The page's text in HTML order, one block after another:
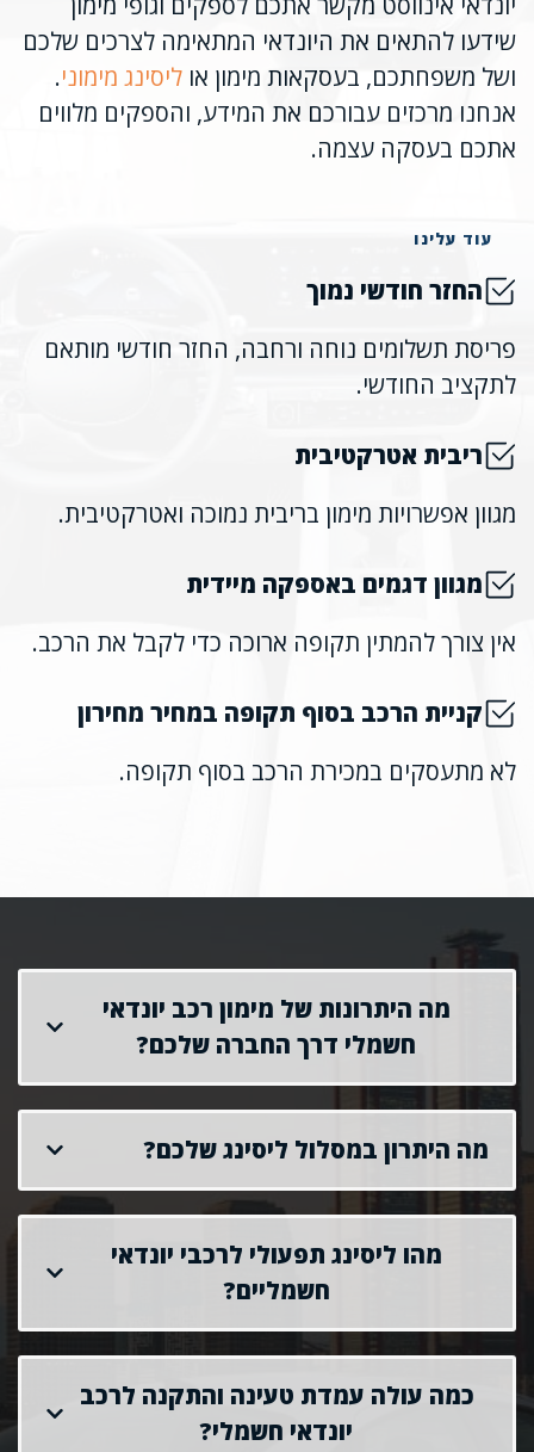
שידעו להתאים את היונדאי המתאימה לצרכים שלכם
ושל משפחתכם, בעסקאות מימון או ליסינג מימוני.
אנחנו מרכזים עבורכם את המידע, והספקים מלווים
אתכם בעסקה עצמה.
עוד עלינו
החזר חודשי נמוך
פריסת תשלומים נוחה ורחבה, החזר חודשי מותאם
לתקציב החודשי.
ריבית אטרקטיבית
מגוון אפשרויות מימון בריבית נמוכה ואטרקטיבית.
מגוון דגמים באספקה מיידית
אין צורך להמתין תקופה ארוכה כדי לקבל את הרכב.
קניית הרכב בסוף תקופה במחיר מחירון
לא מתעסקים במכירת הרכב בסוף תקופה.
מה היתרונות של מימון רכב יונדאי
חשמלי דרך החברה שלכם?
מה היתרון במסלול ליסינג שלכם?
מהו ליסינג תפעולי לרכבי יונדאי
חשמליים?
כמה עולה עמדת טעינה והתקנה לרכב
יונדאי חשמלי?